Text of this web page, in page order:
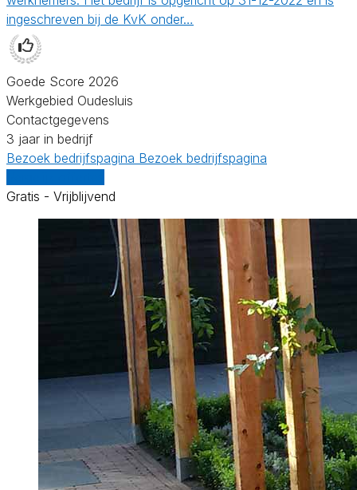
ingeschreven bij de KvK onder…
Goede Score 2026
Werkgebied Oudesluis
Contactgegevens
3 jaar in bedrijf
Bezoek bedrijfspagina Bezoek bedrijfspagina
Gratis - Vrijblijvend